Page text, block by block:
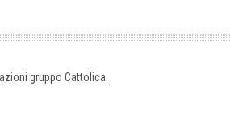
gruppo Cattolica.